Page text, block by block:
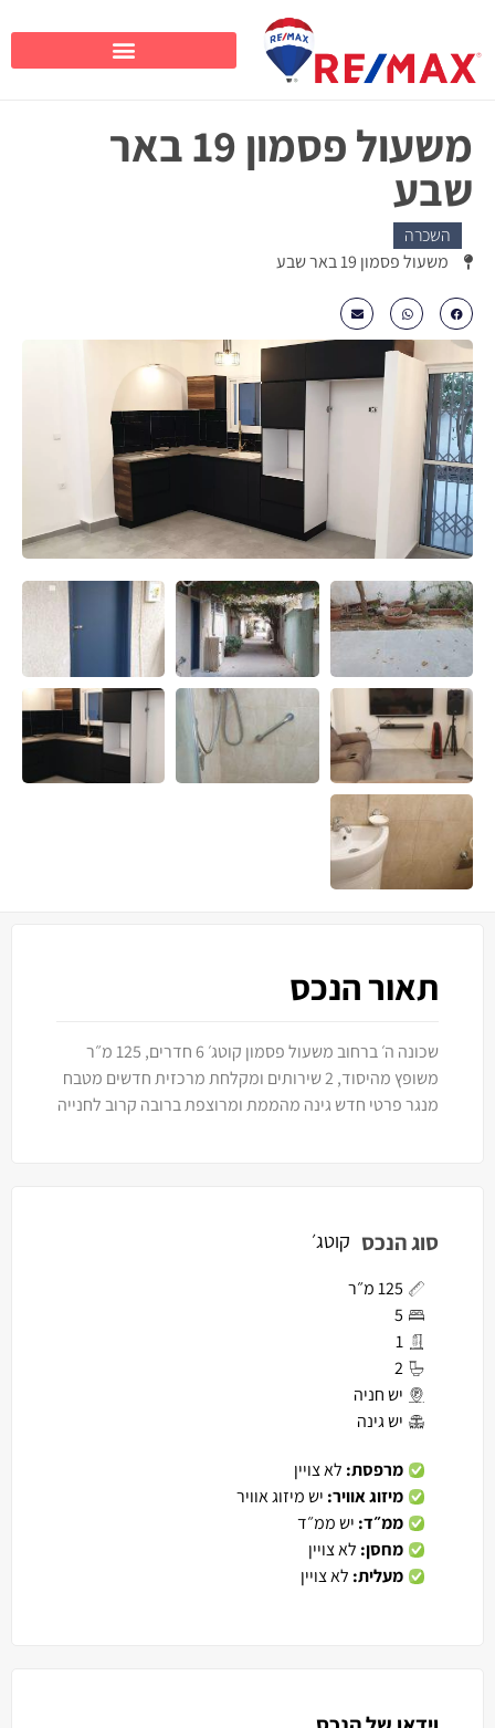
משעול פסמון 19 באר
שבע
השכרה
משעול פסמון 19 באר שבע
₪4200
תאור הנכס
שכונה ה׳ ברחוב משעול פסמון קוטג׳ 6 חדרים, 125 מ״ר
משופץ מהיסוד, 2 שירותים ומקלחת מרכזית חדשים מטבח
מנגר פרטי חדש גינה מהממת ומרוצפת ברובה קרוב לחנייה
סוג הנכס קוטג׳
125 מ״ר
5
1
2
יש חניה
יש גינה
מרפסת: לא צויין
מיזוג אוויר: יש מיזוג אוויר
ממ״ד: יש ממ״ד
מחסן: לא צויין
מעלית: לא צויין